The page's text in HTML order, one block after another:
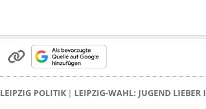
LEIPZIG POLITIK LEIPZIG-WAHL: JUGEND